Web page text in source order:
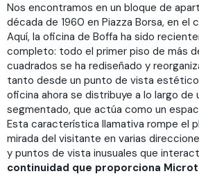
Nos encontramos en un bloque de
década de 1960 en Piazza Borsa, en el
Aquí, la oficina de Boffa ha sido
completo: todo el primer piso de más
cuadrados se ha rediseñado y
tanto desde un punto de vista estético
oficina ahora se distribuye a lo largo de
segmentado, que actúa como un
Esta característica llamativa rompe el
mirada del visitante en varias
y puntos de vista inusuales que
continuidad que proporciona